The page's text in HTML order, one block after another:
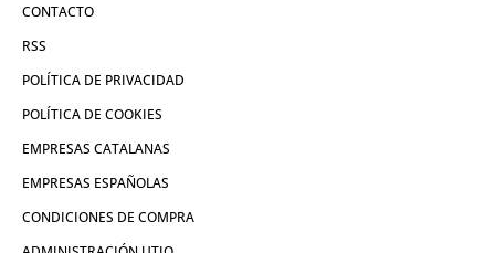
CONTACTO
RSS
POLÍTICA DE PRIVACIDAD
POLÍTICA DE COOKIES
EMPRESAS CATALANAS
EMPRESAS ESPAÑOLAS
CONDICIONES DE COMPRA